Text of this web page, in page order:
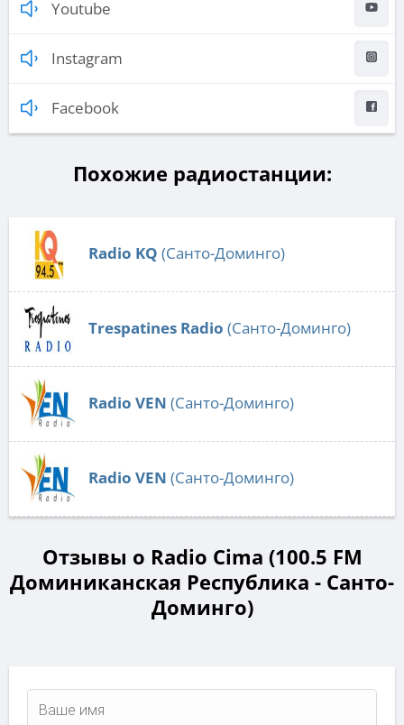
Youtube
Instagram
Facebook
Похожие радиостанции:
Radio KQ (Санто-Доминго)
Trespatines Radio (Санто-Доминго)
Radio VEN (Санто-Доминго)
Radio VEN (Санто-Доминго)
Отзывы о Radio Cima (100.5 FM
Доминиканская Республика - Санто-
Доминго)